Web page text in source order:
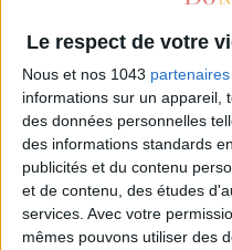
Le respect de votre
Nous et nos 1043 partenaires
informations sur un appareil,
des données personnelles
des informations standards
publicités et du contenu
et de contenu, des études
services. Avec votre
mêmes pouvons utiliser des
SPF 50 SUNSCREENS